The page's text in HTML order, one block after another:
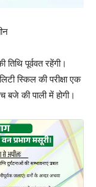
तिथि पूर्ववत रहेंगी।
स्किल की परीक्षा एक
बजे की पाली में होगी।